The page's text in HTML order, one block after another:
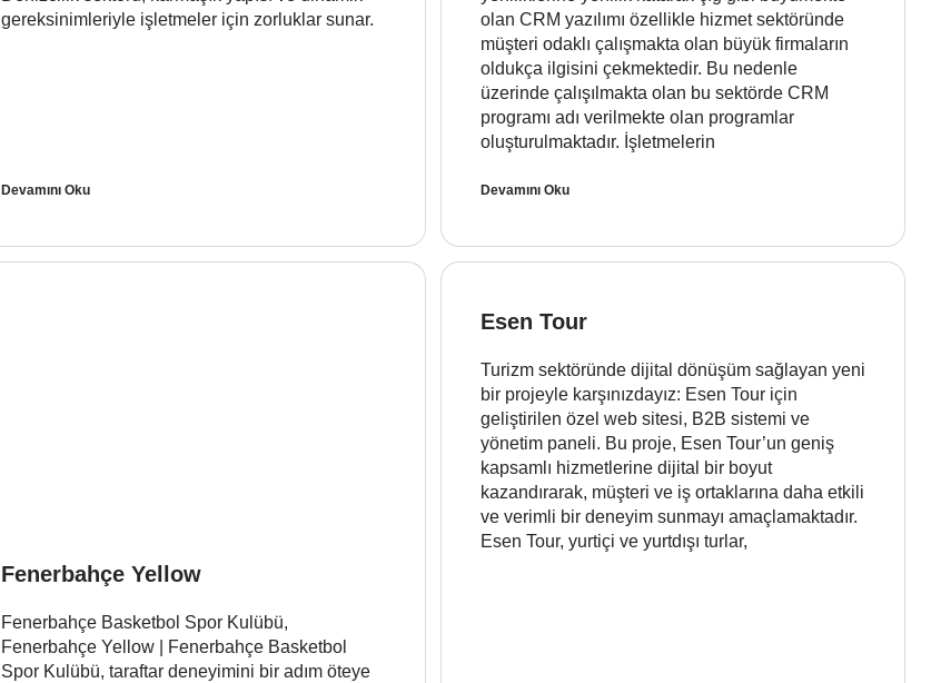
gereksinimleriyle işletmeler için zorluklar sunar.
Devamını Oku
olan CRM yazılımı özellikle hizmet sektöründe
müşteri odaklı çalışmakta olan büyük firmaların
oldukça ilgisini çekmektedir. Bu nedenle
üzerinde çalışılmakta olan bu sektörde CRM
programı adı verilmekte olan programlar
oluşturulmaktadır. İşletmelerin
Devamını Oku
Fenerbahçe Yellow
Fenerbahçe Basketbol Spor Kulübü,
Fenerbahçe Yellow | Fenerbahçe Basketbol
Spor Kulübü, taraftar deneyimini bir adım öteye
Esen Tour
Turizm sektöründe dijital dönüşüm sağlayan yeni
bir projeyle karşınızdayız: Esen Tour için
geliştirilen özel web sitesi, B2B sistemi ve
yönetim paneli. Bu proje, Esen Tour’un geniş
kapsamlı hizmetlerine dijital bir boyut
kazandırarak, müşteri ve iş ortaklarına daha etkili
ve verimli bir deneyim sunmayı amaçlamaktadır.
Esen Tour, yurtiçi ve yurtdışı turlar,